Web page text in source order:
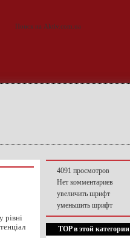
рівні
4091 просмотров
Нет комментариев
увеличить шрифт
уменьшить шрифт
TOP в этой категории